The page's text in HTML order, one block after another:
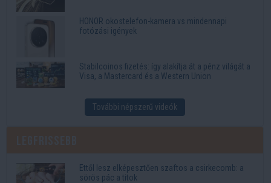
HONOR okostelefon-kamera vs mindennapi
fotózási igények
Stabilcoinos fizetés: így alakítja át a pénz világát a
Visa, a Mastercard és a Western Union
További népszerű videók
Ettől lesz elképesztően szaftos a csirkecomb: a
sörös pác a titok